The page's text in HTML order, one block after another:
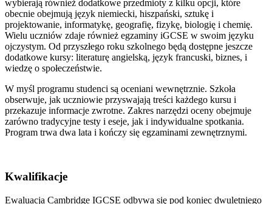
wybierają również dodatkowe przedmioty z kilku opcji, które
obecnie obejmują język niemiecki, hiszpański, sztukę i
projektowanie, informatykę, geografię, fizykę, biologię i chemię.
Wielu uczniów zdaje również egzaminy iGCSE w swoim języku
ojczystym. Od przyszłego roku szkolnego będą dostępne jeszcze
dodatkowe kursy: literaturę angielską, język francuski, biznes, i
wiedzę o społeczeństwie.
W myśl programu studenci są oceniani wewnętrznie. Szkoła
obserwuje, jak uczniowie przyswajają treści każdego kursu i
przekazuje informacje zwrotne. Zakres narzędzi oceny obejmuje
zarówno tradycyjne testy i eseje, jak i indywidualne spotkania.
Program trwa dwa lata i kończy się egzaminami zewnętrznymi.
Kwalifikacje
Ewaluacja Cambridge IGCSE odbywa się pod koniec dwuletniego